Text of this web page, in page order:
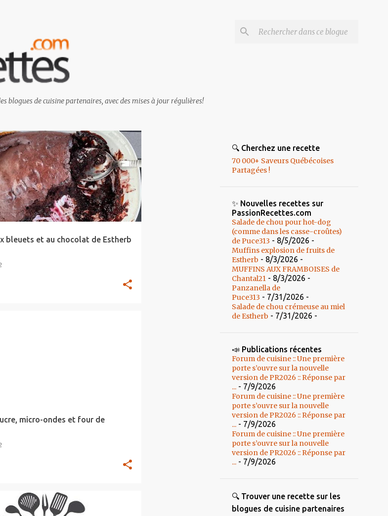
blogues de cuisine partenaires, avec des mises à jour régulières!
bleuets et au chocolat de Estherb
micro-ondes et four de
🔍 Cherchez une recette
70 000+ Saveurs Québécoises
Partagées !
✨ Nouvelles recettes sur
PassionRecettes.com
Salade de chou pour hot-dog
(comme dans les casse-croûtes)
de Puce313 - 8/5/2026 -
Muffins explosion de fruits de
Estherb - 8/3/2026 -
MUFFINS AUX FRAMBOISES de
Chantal21 - 8/3/2026 -
Panzanella de
Puce313 - 7/31/2026 -
Salade de chou crémeuse au miel
de Estherb - 7/31/2026 -
📣 Publications récentes
Forum de cuisine :: Une première
porte s’ouvre sur la nouvelle
version de PR2026 :: Réponse par
... - 7/9/2026
Forum de cuisine :: Une première
porte s’ouvre sur la nouvelle
version de PR2026 :: Réponse par
... - 7/9/2026
Forum de cuisine :: Une première
porte s’ouvre sur la nouvelle
version de PR2026 :: Réponse par
... - 7/9/2026
🔍 Trouver une recette sur les
blogues de cuisine partenaires